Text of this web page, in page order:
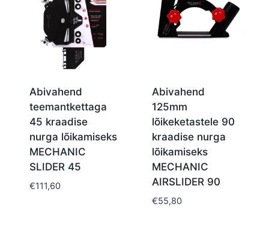
Abivahend
teemantkettaga
45 kraadise
nurga lõikamiseks
MECHANIC
SLIDER 45
€111,60
Abivahend
125mm
lõikeketastele 90
kraadise nurga
lõikamiseks
MECHANIC
AIRSLIDER 90
€55,80